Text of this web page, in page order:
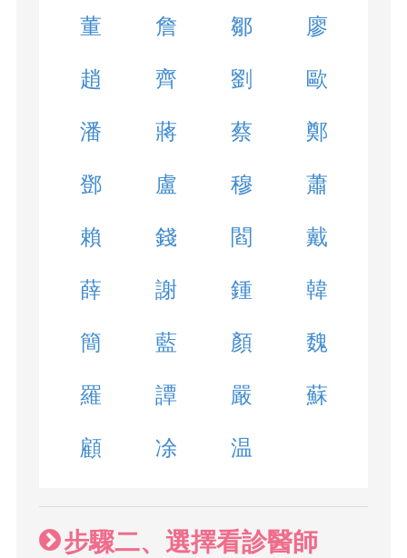
董 詹 鄒 廖
趙 齊 劉 歐
潘 蔣 蔡 鄭
鄧 盧 穆 蕭
賴 錢 閻 戴
薛 謝 鍾 韓
簡 藍 顏 魏
羅 譚 嚴 蘇
顧 凃 温
步驟二、選擇看診醫師